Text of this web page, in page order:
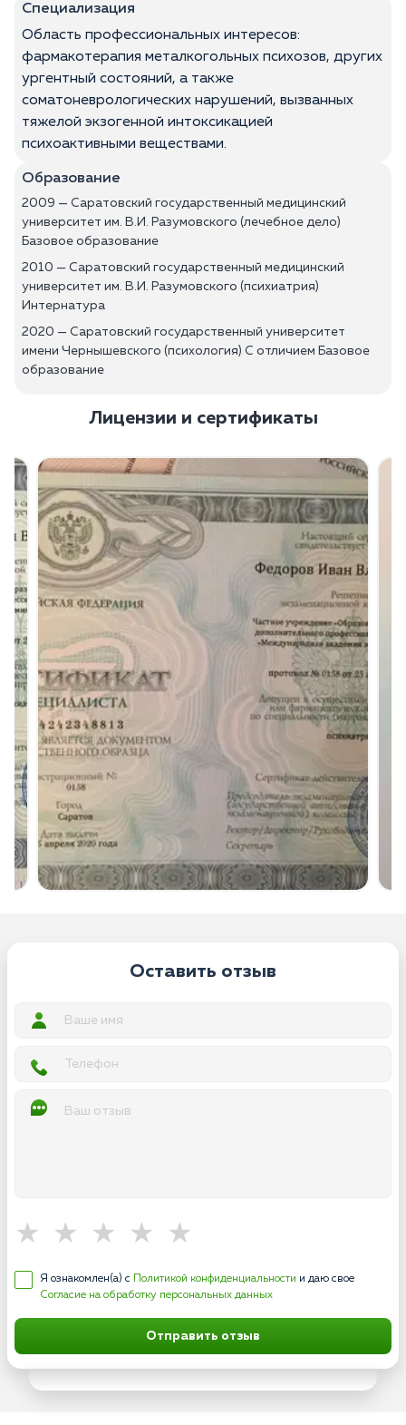
Специализация
Область профессиональных интересов:
фармакотерапия металкогольных психозов, других
ургентный состояний, а также
соматоневрологических нарушений, вызванных
тяжелой экзогенной интоксикацией
психоактивными веществами.
Образование
2009 — Саратовский государственный медицинский
университет им. В.И. Разумовского (лечебное дело)
Базовое образование
2010 — Саратовский государственный медицинский
университет им. В.И. Разумовского (психиатрия)
Интернатура
2020 — Саратовский государственный университет
имени Чернышевского (психология) С отличием Базовое
образование
Лицензии и сертификаты
Оставить отзыв
Я ознакомлен(а) с Политикой конфиденциальности и даю свое
Согласие на обработку персональных данных
Отправить отзыв